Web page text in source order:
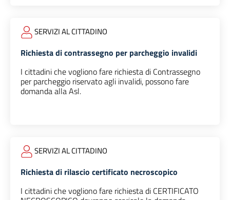
SERVIZI AL CITTADINO
Richiesta di contrassegno per parcheggio invalidi
I cittadini che vogliono fare richiesta di Contrassegno
per parcheggio riservato agli invalidi, possono fare
domanda alla Asl.
SERVIZI AL CITTADINO
Richiesta di rilascio certificato necroscopico
I cittadini che vogliono fare richiesta di CERTIFICATO